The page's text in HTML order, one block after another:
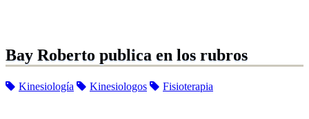
Bay Roberto publica en los rubros
Kinesiología Kinesiologos Fisioterapia